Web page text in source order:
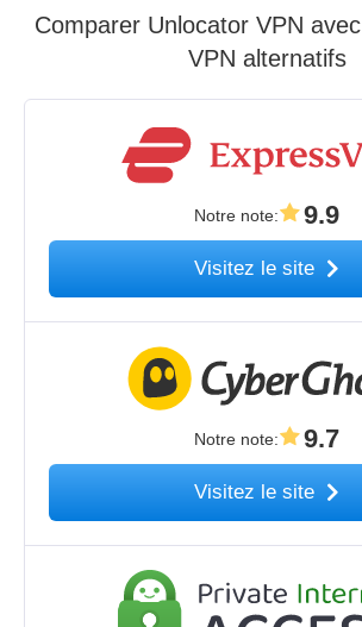
Comparer Unlocator VPN
VPN alternatifs
Notre note: 9.9
Visitez le site
Notre note: 9.7
Visitez le site